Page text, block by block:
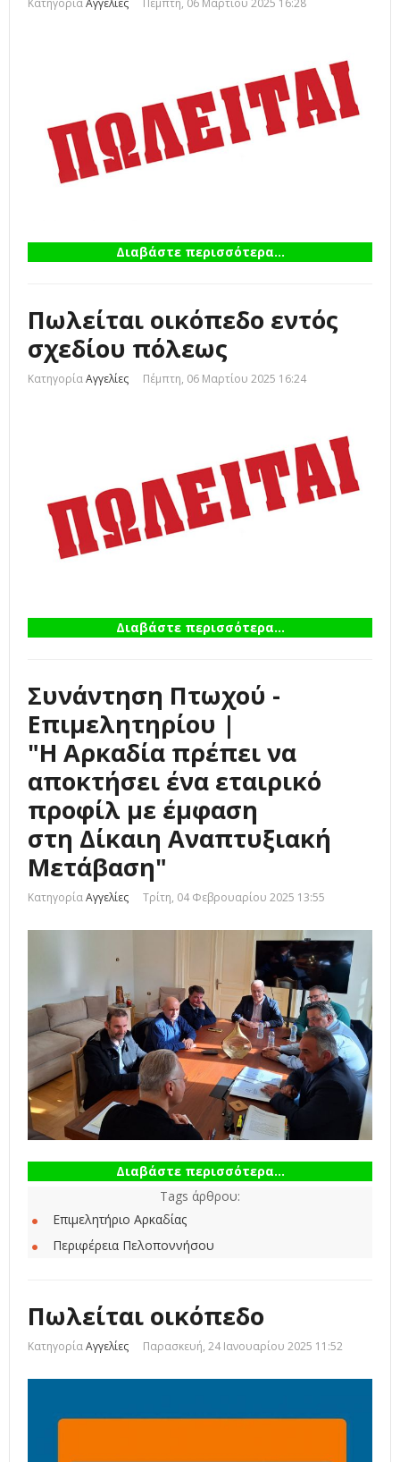
ΚατηγορίαΑγγελίες Πέμπτη, 06 Μαρτίου 2025 16:28
Διαβάστε περισσότερα...
Πωλείται οικόπεδο εντός
σχεδίου πόλεως
ΚατηγορίαΑγγελίες Πέμπτη, 06 Μαρτίου 2025 16:24
Διαβάστε περισσότερα...
Συνάντηση Πτωχού -
Επιμελητηρίου |
"Η Αρκαδία πρέπει να
αποκτήσει ένα εταιρικό
προφίλ με έμφαση
στη Δίκαιη Αναπτυξιακή
Μετάβαση"
ΚατηγορίαΑγγελίες Τρίτη, 04 Φεβρουαρίου 2025 13:55
Διαβάστε περισσότερα...
Tags άρθρου:
Επιμελητήριο Αρκαδίας
Περιφέρεια Πελοποννήσου
Πωλείται οικόπεδο
ΚατηγορίαΑγγελίες Παρασκευή, 24 Ιανουαρίου 2025 11:52